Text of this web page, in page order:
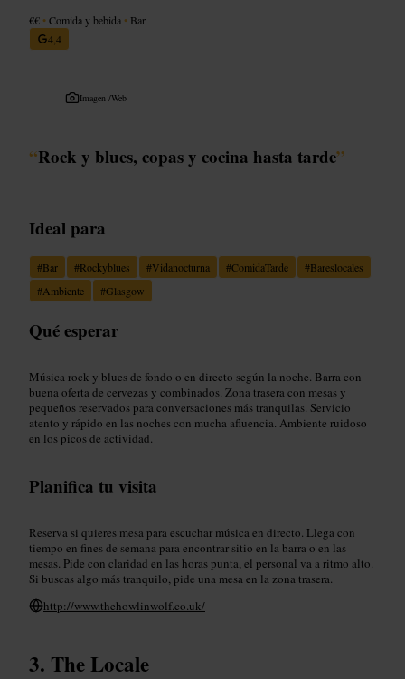
€€ •Comida y bebida • Bar
4,4
Imagen /Web
“Rock y blues, copas y cocina hasta tarde”
Ideal para
#Bar #Rockyblues #Vidanocturna #ComidaTarde #Bareslocales
#Ambiente #Glasgow
Qué esperar
Música rock y blues de fondo o en directo según la noche. Barra con
buena oferta de cervezas y combinados. Zona trasera con mesas y
pequeños reservados para conversaciones más tranquilas. Servicio
atento y rápido en las noches con mucha afluencia. Ambiente ruidoso
en los picos de actividad.
Planifica tu visita
Reserva si quieres mesa para escuchar música en directo. Llega con
tiempo en fines de semana para encontrar sitio en la barra o en las
mesas. Pide con claridad en las horas punta, el personal va a ritmo alto.
Si buscas algo más tranquilo, pide una mesa en la zona trasera.
http://www.thehowlinwolf.co.uk/
The Locale